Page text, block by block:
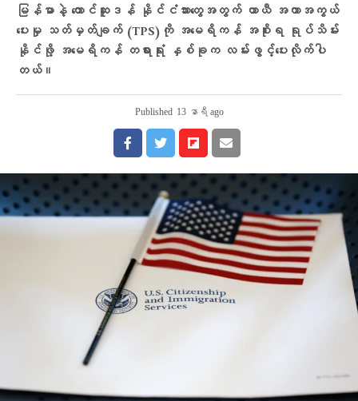
မြန်မာနဲ့ တောင်ဆူဒန် နိုင်ငံသားတွေအတွက် ယာယီ အကာအကွယ်
ပေးမှု သတ်မှတ်ချက် (TPS)ကို အမေရိကန် အစိုးရ ရုပ်သိမ်း
နိုင်ဖို့ အမေရိကန် တရားရုံး နှစ်ခုက လမ်းဖွင့်ပေးလိုက်ပါ
တယ်။
Published 13 နာရီ ago